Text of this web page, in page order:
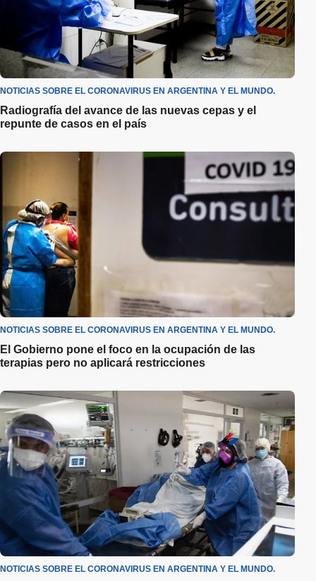
NOTICIAS SOBRE EL CORONAVIRUS EN ARGENTINA Y EL MUNDO.
Radiografía del avance de las nuevas cepas y el
repunte de casos en el país
NOTICIAS SOBRE EL CORONAVIRUS EN ARGENTINA Y EL MUNDO.
El Gobierno pone el foco en la ocupación de las
terapias pero no aplicará restricciones
NOTICIAS SOBRE EL CORONAVIRUS EN ARGENTINA Y EL MUNDO.